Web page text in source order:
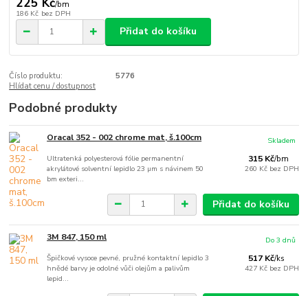
/bm
186 Kč bez DPH
Přidat do košíku
Číslo produktu:
5776
Hlídat cenu / dostupnost
Podobné produkty
Oracal 352 - 002 chrome mat, š.100cm
Ultratenká polyesterová fólie permanentní
akrylátové solventní lepidlo 23 µm s návinem 50
bm exteri...
315 Kč/bm
260 Kč bez DPH
Skladem
Přidat do košíku
3M 847, 150 ml
Špičkové vysoce pevné, pružné kontaktní lepidlo 3
hnědé barvy je odolné vůči olejům a palivům
lepid...
517 Kč/ks
427 Kč bez DPH
Do 3 dnů